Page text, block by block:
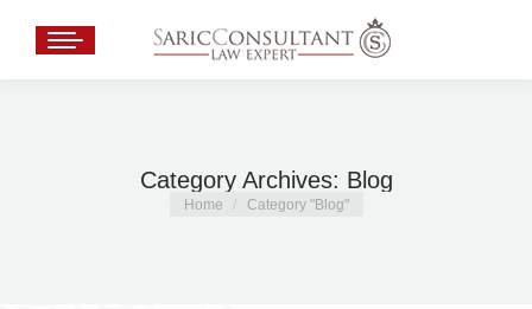
Category Archives: Blog
You are here:
Home Category "Blog"